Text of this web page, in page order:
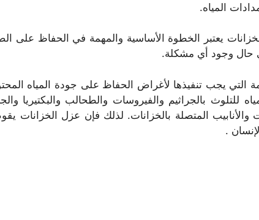
المياه.
يعتبر الخطوة الأساسية والمهمة في الحفاظ على
حال وجود أي مشكلة.
التي يجب تنفيذها لأغراض الحفاظ على جودة المياه
للتلوث بالجراثيم والفيروسات والطحالب والبكتيريا
والأنابيب المتصلة بالخزانات. لذلك فإن عزل الخزانات
.